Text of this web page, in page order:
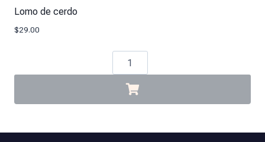
Lomo de cerdo
$29.00